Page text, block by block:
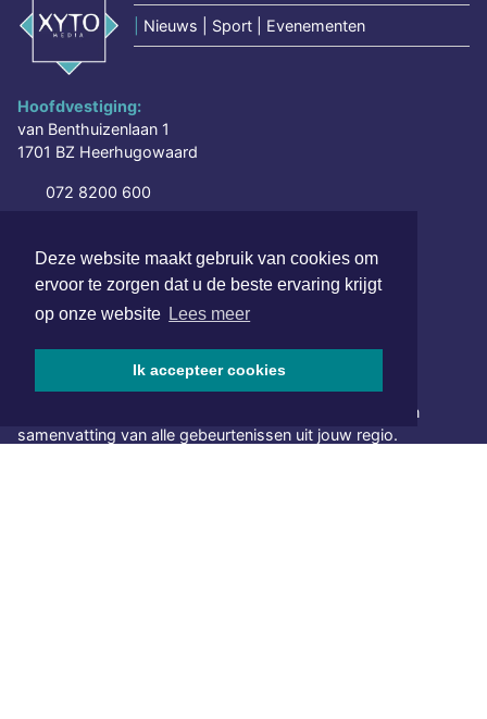
Deze website maakt gebruik van cookies om
ervoor te zorgen dat u de beste ervaring krijgt
op onze website Lees meer
Ik accepteer cookies
Nieuws | Sport | Evenementen
Hoofdvestiging:
van Benthuizenlaan 1
1701 BZ Heerhugowaard
072 8200 600
SOCIAL MEDIA
NIEUWSBRIEF AANMELDEN
Schrijf je in voor onze nieuwsbrief en krijg wekelijks een
samenvatting van alle gebeurtenissen uit jouw regio.